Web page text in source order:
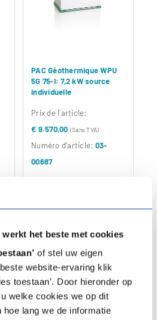
het beste met cookies
of stel uw eigen
website-ervaring klik
toestaan’. Door hieronder op
u welke cookies we op dit
lang we de informatie
Comparer
PAC Géothermique WPU
5G 75-I: 7,2 kW source
individuelle
Prix ​​de l'article:
€ 9.570,00 (Sans TVA)
Numéro d'article: 03-
00687